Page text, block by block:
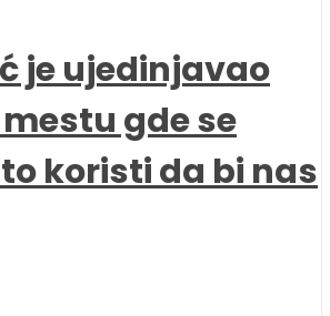
je ujedinjavao
gde se
koristi da bi nas